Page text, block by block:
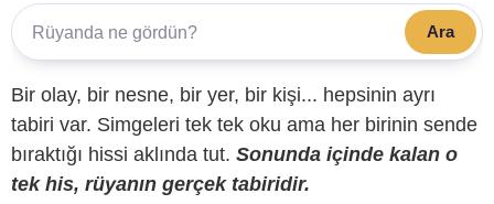
Ara
Bir olay, bir nesne, bir yer, bir kişi... hepsinin ayrı
tabiri var. Simgeleri tek tek oku ama her birinin sende
bıraktığı hissi aklında tut. Sonunda içinde kalan o
tek his, rüyanın gerçek tabiridir.